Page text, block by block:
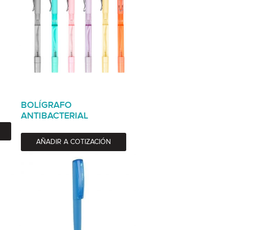
BOLÍGRAFO
ANTIBACTERIAL
AÑADIR A COTIZACIÓN